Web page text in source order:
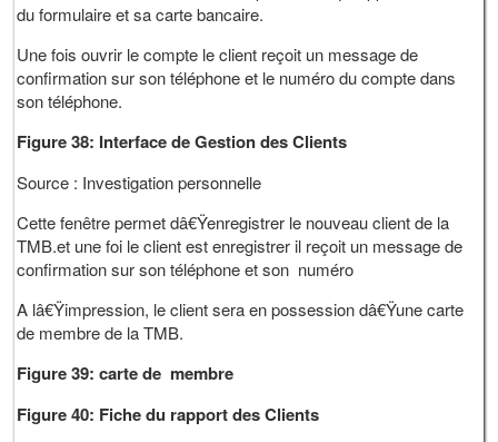
du formulaire et sa carte bancaire.
Une fois ouvrir le compte le client reçoit un message de
confirmation sur son téléphone et le numéro du compte dans
son téléphone.
Figure 38: Interface de Gestion des Clients
Source : Investigation personnelle
Cette fenêtre permet dâ€Ÿenregistrer le nouveau client de la
TMB.et une foi le client est enregistrer il reçoit un message de
confirmation sur son téléphone et son numéro
A lâ€Ÿimpression, le client sera en possession dâ€Ÿune carte
de membre de la TMB.
Figure 39: carte de membre
Figure 40: Fiche du rapport des Clients